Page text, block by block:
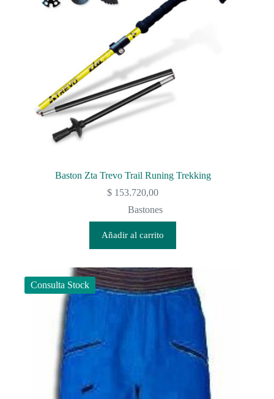
Baston Zta Trevo Trail Runing Trekking
$ 153.720,00
Bastones
Añadir al carrito
Consulta Stock